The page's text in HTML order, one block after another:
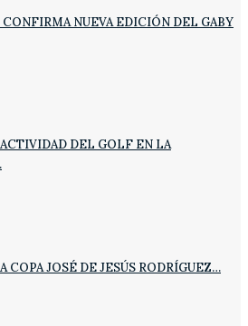
NUEVA EDICIÓN DEL GABY
DEL GOLF EN LA
COPA JOSÉ DE JESÚS RODRÍGUEZ…